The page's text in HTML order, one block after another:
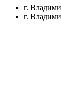
г.
г.